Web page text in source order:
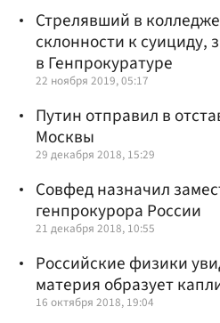
Стрелявший в
склонности к суициду,
в Генпрокуратуре
22 ноября 2019, 05:17
Путин отправил в
Москвы
29 декабря 2018, 15:29
Совфед назначил
генпрокурора России
21 декабря 2018, 10:55
Российские физики
материя образует
16 октября 2018, 19:04